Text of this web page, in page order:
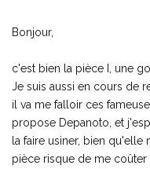
Bonjour,
c'est bien la pièce I, une
Je suis aussi en cours de
il va me falloir ces
propose Depanoto, et
la faire usiner, bien
pièce risque de me coûter